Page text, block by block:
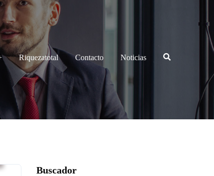
Riquezatotal Contacto Noticias
Buscador